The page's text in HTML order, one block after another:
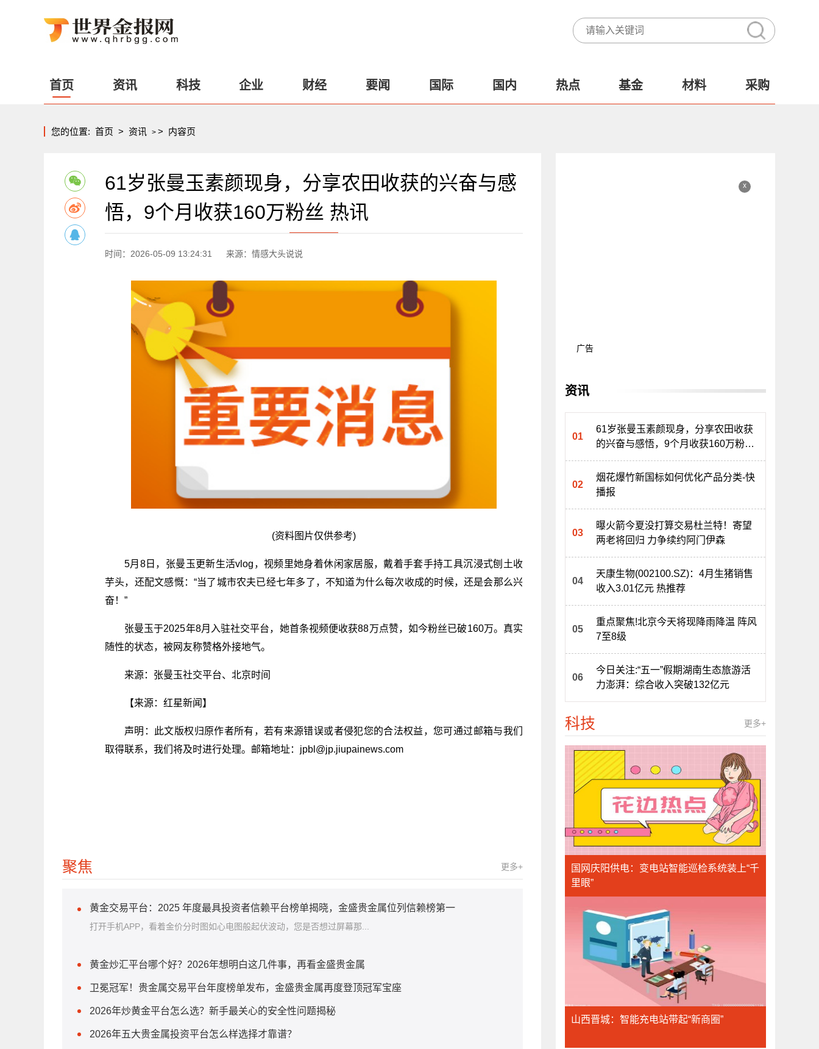
首页 资讯 科技 企业 财经 要闻 国际 国内 热点 基金 材料 采购
您的位置: 首页 > 资讯 > > 内容页
61岁张曼玉素颜现身，分享农田收获的兴奋与感
悟，9个月收获160万粉丝 热讯
时间：2026-05-09 13:24:31 来源：情感大头说说
(资料图片仅供参考)
5月8日，张曼玉更新生活vlog，视频里她身着休闲家居服，戴着手套手持工具沉浸式刨土收
芋头，还配文感慨：“当了城市农夫已经七年多了，不知道为什么每次收成的时候，还是会那么兴
奋！”
张曼玉于2025年8月入驻社交平台，她首条视频便收获88万点赞，如今粉丝已破160万。真实
随性的状态，被网友称赞格外接地气。
来源：张曼玉社交平台、北京时间
【来源：红星新闻】
声明：此文版权归原作者所有，若有来源错误或者侵犯您的合法权益，您可通过邮箱与我们
取得联系，我们将及时进行处理。邮箱地址：jpbl@jp.jiupainews.com
聚焦 更多+
黄金交易平台：2025 年度最具投资者信赖平台榜单揭晓，金盛贵金属位列信赖榜第一
打开手机APP，看着金价分时图如心电图般起伏波动，您是否想过屏幕那...
黄金炒汇平台哪个好？2026年想明白这几件事，再看金盛贵金属
卫冕冠军！贵金属交易平台年度榜单发布，金盛贵金属再度登顶冠军宝座
2026年炒黄金平台怎么选？新手最关心的安全性问题揭秘
2026年五大贵金属投资平台怎么样选择才靠谱？
x
广告
资讯
61岁张曼玉素颜现身，分享农田收获
的兴奋与感悟，9个月收获160万粉丝
热讯
烟花爆竹新国标如何优化产品分类-快
播报
曝火箭今夏没打算交易杜兰特！寄望
两老将回归 力争续约阿门伊森
天康生物(002100.SZ)：4月生猪销售
收入3.01亿元 热推荐
重点聚焦!北京今天将现降雨降温 阵风
7至8级
今日关注:“五一”假期湖南生态旅游活
力澎湃：综合收入突破132亿元
科技 更多+
国网庆阳供电：变电站智能巡检系统装上“千
里眼”
山西晋城：智能充电站带起“新商圈”